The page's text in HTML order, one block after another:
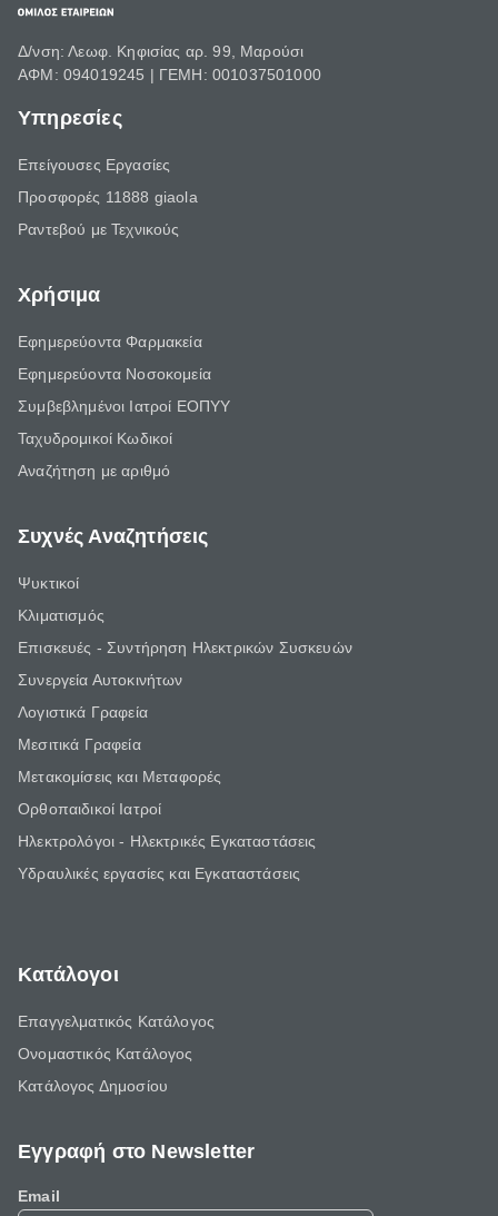
Δ/νση: Λεωφ. Κηφισίας αρ. 99, Μαρούσι
ΑΦΜ: 094019245 | ΓΕΜΗ: 001037501000
Υπηρεσίες
Επείγουσες Εργασίες
Προσφορές 11888 giaola
Ραντεβού με Τεχνικούς
Χρήσιμα
Εφημερεύοντα Φαρμακεία
Εφημερεύοντα Νοσοκομεία
Συμβεβλημένοι Ιατροί ΕΟΠΥΥ
Ταχυδρομικοί Κωδικοί
Αναζήτηση με αριθμό
Συχνές Αναζητήσεις
Ψυκτικοί
Κλιματισμός
Επισκευές - Συντήρηση Ηλεκτρικών Συσκευών
Συνεργεία Αυτοκινήτων
Λογιστικά Γραφεία
Μεσιτικά Γραφεία
Μετακομίσεις και Μεταφορές
Ορθοπαιδικοί Ιατροί
Ηλεκτρολόγοι - Ηλεκτρικές Εγκαταστάσεις
Υδραυλικές εργασίες και Εγκαταστάσεις
Κατάλογοι
Επαγγελματικός Κατάλογος
Ονομαστικός Κατάλογος
Κατάλογος Δημοσίου
Εγγραφή στο Newsletter
Email